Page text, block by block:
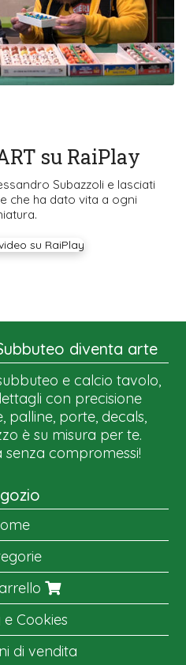
su RaiPlay
Subazzoli e lasciati
che ha dato vita a ogni
diventa arte
e calcio tavolo,
con precisione
palline, porte, decals,
è su misura per te.
senza compromessi!
Cookies
di vendita